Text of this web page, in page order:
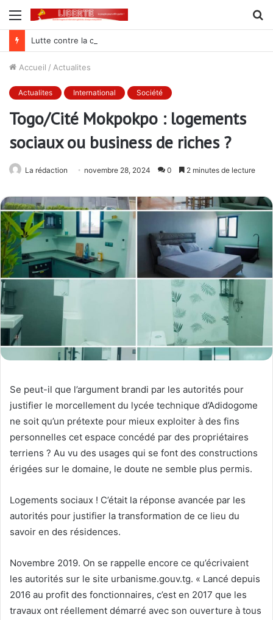
Menu
Accueil / Actualites
Actualites International Société
Togo/Cité Mokpokpo : logements
sociaux ou business de riches ?
La rédaction novembre 28, 2024 0 2 minutes de lecture
Se peut-il que l’argument brandi par les autorités pour
justifier le morcellement du lycée technique d’Adidogome
ne soit qu’un prétexte pour mieux exploiter à des fins
personnelles cet espace concédé par des propriétaires
terriens ? Au vu des usages qui se font des constructions
érigées sur le domaine, le doute ne semble plus permis.
Logements sociaux ! C’était la réponse avancée par les
autorités pour justifier la transformation de ce lieu du
savoir en des résidences.
Novembre 2019. On se rappelle encore ce qu’écrivaient
les autorités sur le site urbanisme.gouv.tg. « Lancé depuis
2016 au profit des fonctionnaires, c’est en 2017 que les
travaux ont réellement démarré avec son ouverture à tous